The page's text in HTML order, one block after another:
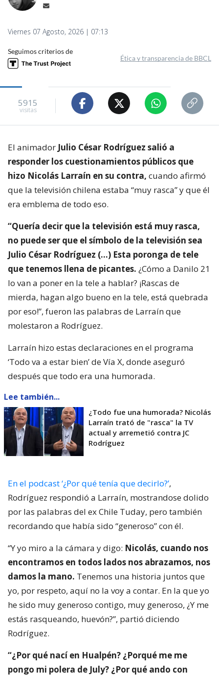
Viernes 07 Agosto, 2026 | 07:13
Seguimos criterios de
Ética y transparencia de BBCL
5915
visitas
El animador Julio César Rodríguez salió a
responder los cuestionamientos públicos que
hizo Nicolás Larraín en su contra, cuando afirmó
que la televisión chilena estaba “muy rasca” y que él
era emblema de todo eso.
“Quería decir que la televisión está muy rasca,
no puede ser que el símbolo de la televisión sea
Julio César Rodríguez (…) Esta poronga de tele
que tenemos llena de picantes. ¿Cómo a Danilo 21
lo van a poner en la tele a hablar? ¡Rascas de
mierda, hagan algo bueno en la tele, está quebrada
por eso!”, fueron las palabras de Larraín que
molestaron a Rodríguez.
Larraín hizo estas declaraciones en el programa
‘Todo va a estar bien’ de Vía X, donde aseguró
después que todo era una humorada.
Lee también...
¿Todo fue una humorada? Nicolás
Larraín trató de "rasca" la TV
actual y arremetió contra JC
Rodríguez
En el podcast ‘¿Por qué tenía que decirlo?’,
Rodríguez respondió a Larraín, mostrandose dolido
por las palabras del ex Chile Tuday, pero también
recordando que había sido “generoso” con él.
“Y yo miro a la cámara y digo: Nicolás, cuando nos
encontramos en todos lados nos abrazamos, nos
damos la mano. Tenemos una historia juntos que
yo, por respeto, aquí no la voy a contar. En la que yo
he sido muy generoso contigo, muy generoso, ¿Y me
estás rasqueando, huevón?”, partió diciendo
Rodríguez.
“¿Por qué nací en Hualpén? ¿Porqué me me
pongo mi polera de July? ¿Por qué ando con